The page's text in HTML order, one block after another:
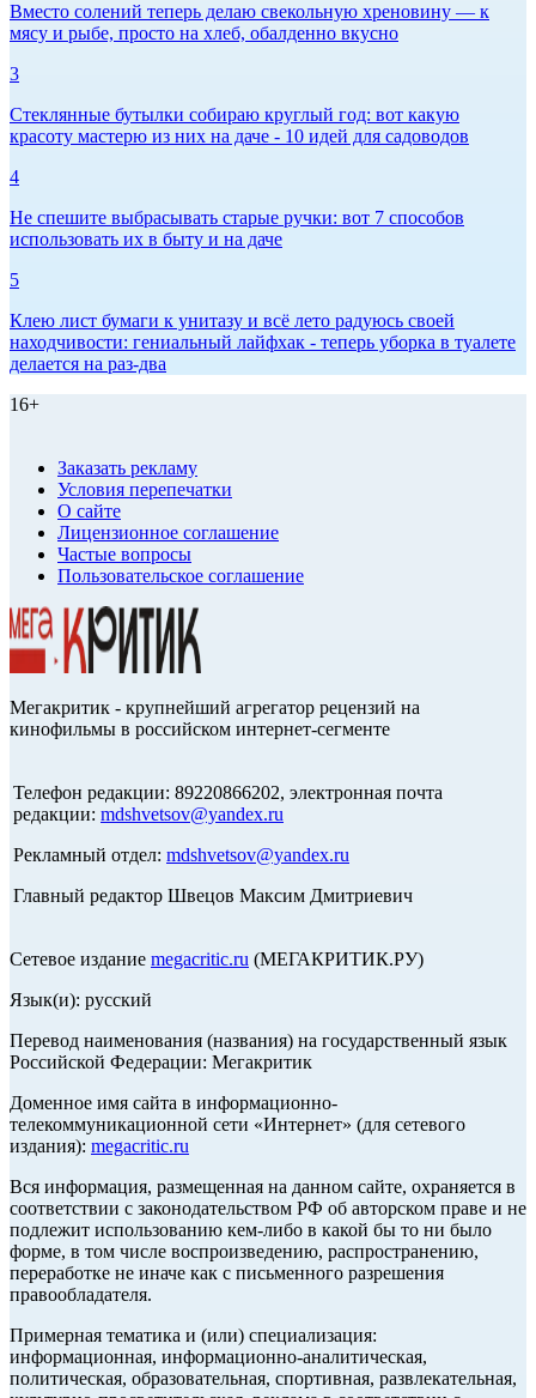
Вместо солений теперь делаю свекольную хреновину — к
мясу и рыбе, просто на хлеб, обалденно вкусно
3
Стеклянные бутылки собираю круглый год: вот какую
красоту мастерю из них на даче - 10 идей для садоводов
4
Не спешите выбрасывать старые ручки: вот 7 способов
использовать их в быту и на даче
5
Клею лист бумаги к унитазу и всё лето радуюсь своей
находчивости: гениальный лайфхак - теперь уборка в туалете
делается на раз-два
16+
Заказать рекламу
Условия перепечатки
О сайте
Лицензионное соглашение
Частые вопросы
Пользовательское соглашение
Мегакритик - крупнейший агрегатор рецензий на
кинофильмы в российском интернет-сегменте
Телефон редакции: 89220866202, электронная почта
редакции: mdshvetsov@yandex.ru
Рекламный отдел: mdshvetsov@yandex.ru
Главный редактор Швецов Максим Дмитриевич
Сетевое издание megacritic.ru (МЕГАКРИТИК.РУ)
Язык(и): русский
Перевод наименования (названия) на государственный язык
Российской Федерации: Мегакритик
Доменное имя сайта в информационно-
телекоммуникационной сети «Интернет» (для сетевого
издания): megacritic.ru
Вся информация, размещенная на данном сайте, охраняется в
соответствии с законодательством РФ об авторском праве и не
подлежит использованию кем-либо в какой бы то ни было
форме, в том числе воспроизведению, распространению,
переработке не иначе как с письменного разрешения
правообладателя.
Примерная тематика и (или) специализация:
информационная, информационно-аналитическая,
политическая, образовательная, спортивная, развлекательная,